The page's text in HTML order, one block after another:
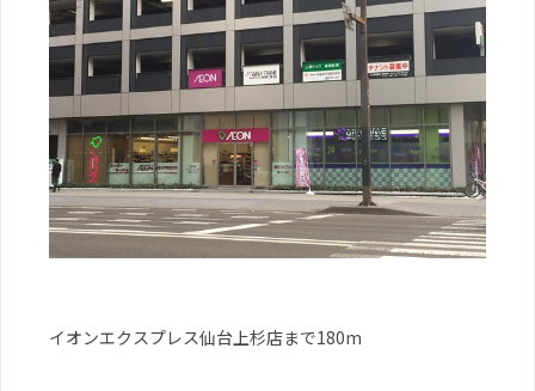
イオンエクスプレス仙台上杉店まで180m